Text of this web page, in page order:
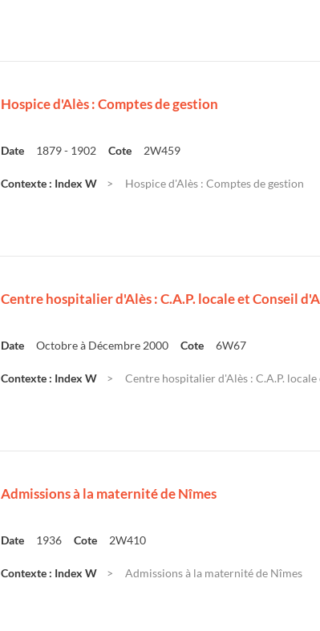
Hospice d'Alès : Comptes de gestion
Date 1879 - 1902 Cote 2W459
Contexte : Index W Hospice d'Alès : Comptes de gestion
Centre hospitalier d'Alès : C.A.P. locale et Conseil
Date Octobre à Décembre 2000 Cote 6W67
Contexte : Index W Centre hospitalier d'Alès : C.A.P. locale
Admissions à la maternité de Nîmes
Date 1936 Cote 2W410
Contexte : Index W Admissions à la maternité de Nîmes